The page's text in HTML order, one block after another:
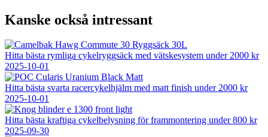
Kanske också intressant
Hitta bästa rymliga cykelryggsäck med vätskesystem under 2000 kr
2025-10-01
Hitta bästa svarta racercykelhjälm med matt finish under 2000 kr
2025-10-01
Hitta bästa kraftiga cykelbelysning för frammontering under 800 kr
2025-09-30